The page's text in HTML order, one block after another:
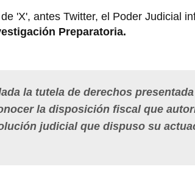
'X', antes Twitter, el Poder Judicial
Preparatoria.
la tutela de derechos
la disposición fiscal que
judicial que dispuso su